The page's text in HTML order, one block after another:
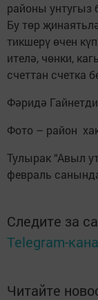
районы унтугыз
Бу төр
тикшерү өчен
ителә, чөнки,
счеттан счетка
Фәридә
Фото – район
Тулырак “Авыл
февраль
Следите за
Telegram-
Читайте